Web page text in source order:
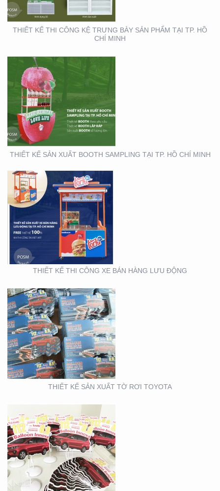
THIẾT KẾ THI CÔNG KỆ TRƯNG BÀY SẢN PHẨM TẠI TP. HỒ
CHÍ MINH
THIẾT KẾ SẢN XUẤT BOOTH SAMPLING TẠI TP. HỒ CHÍ MINH
THIẾT KẾ THI CÔNG XE
BÁN HÀNG LƯU ĐỘNG
THIẾT KẾ THI CÔNG XE BÁN HÀNG LƯU ĐỘNG
THIẾT KẾ SẢN XUẤT TỜ
RƠI TOYOTA
THIẾT KẾ SẢN XUẤT TỜ RƠI TOYOTA
THIẾT KẾ SẢN XUẤT
WOBLER ” TÀI CHÍNH
TOYOTA”
THIẾT KẾ THI CÔNG
CỦA HÀNG THỰC PHẨM
AN TOÀN GOOD EARTH
FOOD